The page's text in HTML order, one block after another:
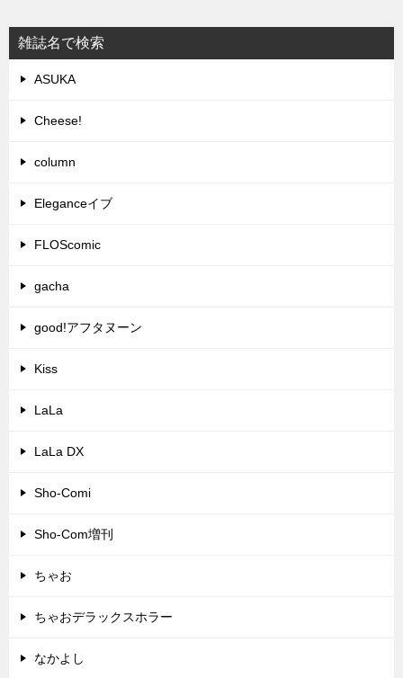
雑誌名で検索
ASUKA
Cheese!
column
Eleganceイブ
FLOScomic
gacha
good!アフタヌーン
Kiss
LaLa
LaLa DX
Sho-Comi
Sho-Com増刊
ちゃお
ちゃおデラックスホラー
なかよし